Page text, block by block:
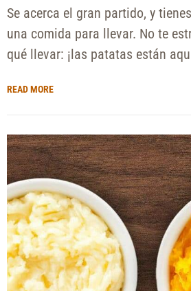
Se acerca el gran partido, y
una comida para llevar. No te
qué llevar: ¡las patatas están
READ MORE